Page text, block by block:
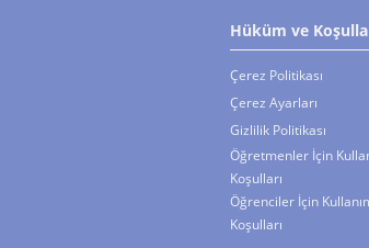
Hüküm ve
Çerez Politikası
Çerez Ayarları
Gizlilik Politikası
Öğretmenler İçin
Koşulları
Öğrenciler İçin
Koşulları